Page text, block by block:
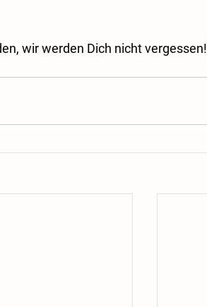
wir werden Dich nicht vergessen!